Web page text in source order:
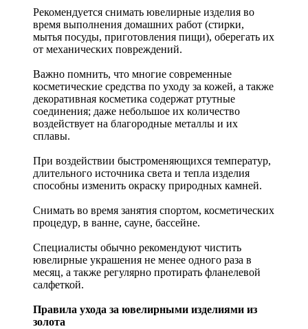
Рекомендуется снимать ювелирные изделия во
время выполнения домашних работ (стирки,
мытья посуды, приготовления пищи), оберегать их
от механических повреждений.
Важно помнить, что многие современные
косметические средства по уходу за кожей, а также
декоративная косметика содержат ртутные
соединения; даже небольшое их количество
воздействует на благородные металлы и их
сплавы.
При воздействии быстроменяющихся температур,
длительного источника света и тепла изделия
способны изменить окраску природных камней.
Снимать во время занятия спортом, косметических
процедур, в ванне, сауне, бассейне.
Специалисты обычно рекомендуют чистить
ювелирные украшения не менее одного раза в
месяц, а также регулярно протирать фланелевой
салфеткой.
Правила ухода за ювелирными изделиями из
золота